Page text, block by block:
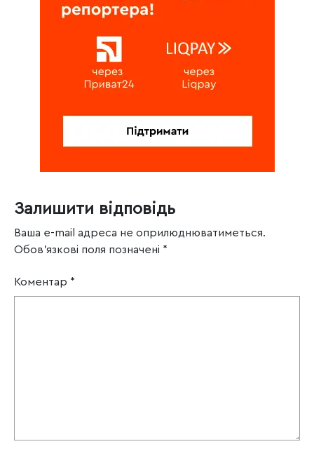
Залишити відповідь
Ваша e-mail адреса не оприлюднюватиметься.
Обов’язкові поля позначені *
Коментар *